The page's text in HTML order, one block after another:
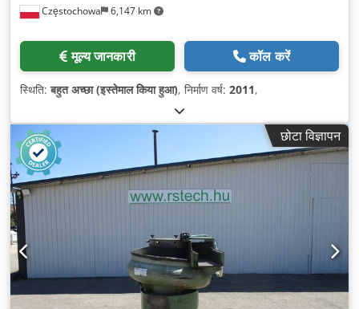
Częstochowa 6,147 km
मूल्य जानकारी कॉल करें
स्थिति:बहुत अच्छा (इस्तेमाल किया हुआ), निर्माण वर्ष: 2011,
छोटा विज्ञापन